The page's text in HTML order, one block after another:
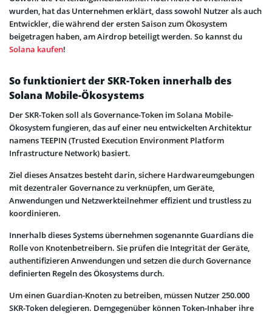
wurden, hat das Unternehmen erklärt, dass sowohl Nutzer als auch
Entwickler, die während der ersten Saison zum Ökosystem
beigetragen haben, am Airdrop beteiligt werden. So kannst du
Solana kaufen!
So funktioniert der SKR-Token innerhalb des
Solana Mobile-Ökosystems
Der SKR-Token soll als Governance-Token im Solana Mobile-
Ökosystem fungieren, das auf einer neu entwickelten Architektur
namens TEEPIN (Trusted Execution Environment Platform
Infrastructure Network) basiert.
Ziel dieses Ansatzes besteht darin, sichere Hardwareumgebungen
mit dezentraler Governance zu verknüpfen, um Geräte,
Anwendungen und Netzwerkteilnehmer effizient und trustless zu
koordinieren.
Innerhalb dieses Systems übernehmen sogenannte Guardians die
Rolle von Knotenbetreibern. Sie prüfen die Integrität der Geräte,
authentifizieren Anwendungen und setzen die durch Governance
definierten Regeln des Ökosystems durch.
Um einen Guardian-Knoten zu betreiben, müssen Nutzer 250.000
SKR-Token delegieren. Demgegenüber können Token-Inhaber ihre